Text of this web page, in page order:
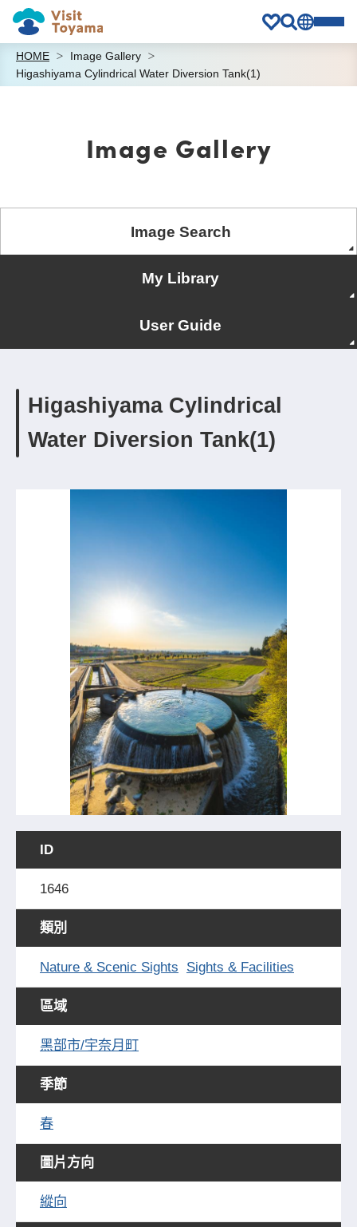
HOME
Image Gallery
Higashiyama Cylindrical Water Diversion Tank(1)
Image Gallery
Image Search
My Library
User Guide
Higashiyama Cylindrical
Water Diversion Tank(1)
ID
1646
類別
Nature & Scenic Sights Sights & Facilities
區域
黑部市/宇奈月町
季節
春
圖片方向
縱向